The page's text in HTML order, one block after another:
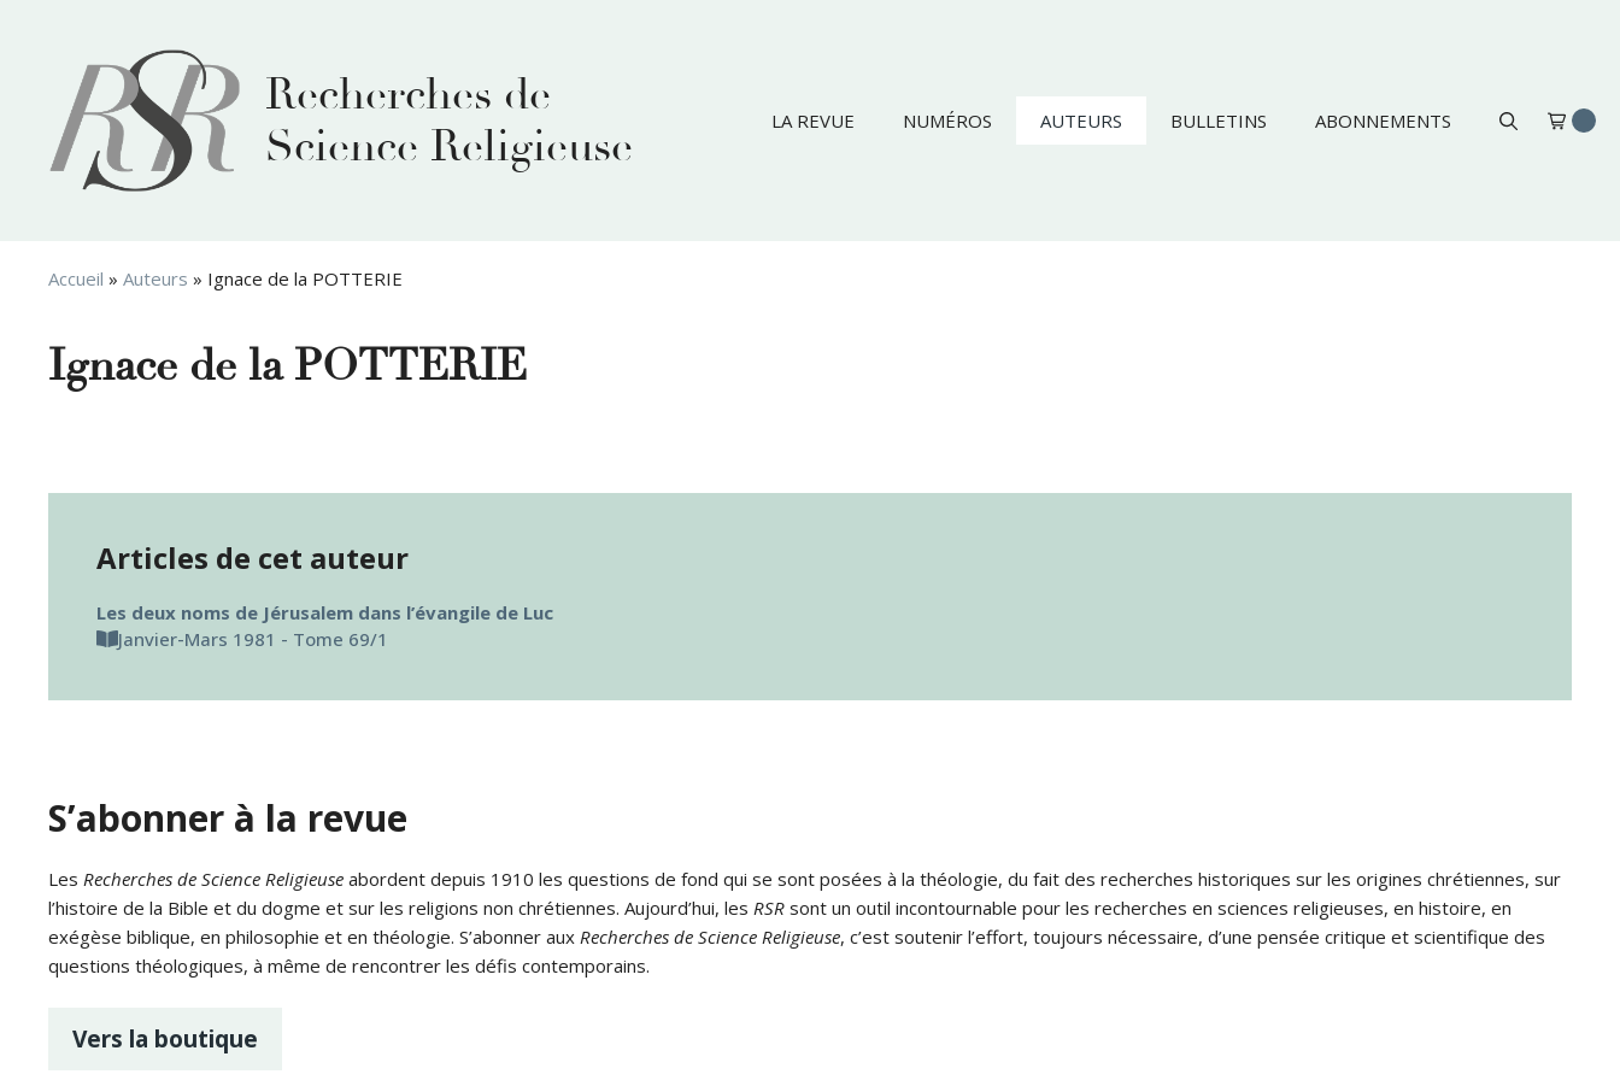
Recherches de
Science Religieuse
LA REVUE NUMÉROS AUTEURS BULLETINS ABONNEMENTS
Accueil » Auteurs » Ignace de la POTTERIE
Ignace de la POTTERIE
Articles de cet auteur
Les deux noms de Jérusalem dans l’évangile de Luc
Janvier-Mars 1981 - Tome 69/1
S’abonner à la revue
Les Recherches de Science Religieuse abordent depuis 1910 les questions de fond qui se sont posées à la théologie, du fait des recherches historiques sur les origines chrétiennes, sur
l’histoire de la Bible et du dogme et sur les religions non chrétiennes. Aujourd’hui, les RSR sont un outil incontournable pour les recherches en sciences religieuses, en histoire, en
exégèse biblique, en philosophie et en théologie. S’abonner aux Recherches de Science Religieuse, c’est soutenir l’effort, toujours nécessaire, d’une pensée critique et scientifique des
questions théologiques, à même de rencontrer les défis contemporains.
Vers la boutique